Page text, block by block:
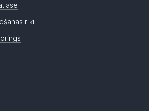
rīki